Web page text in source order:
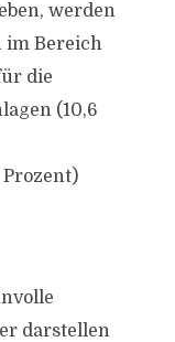
werden
im Bereich
die
(10,6
darstellen